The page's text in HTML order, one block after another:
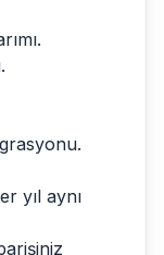
yıl aynı